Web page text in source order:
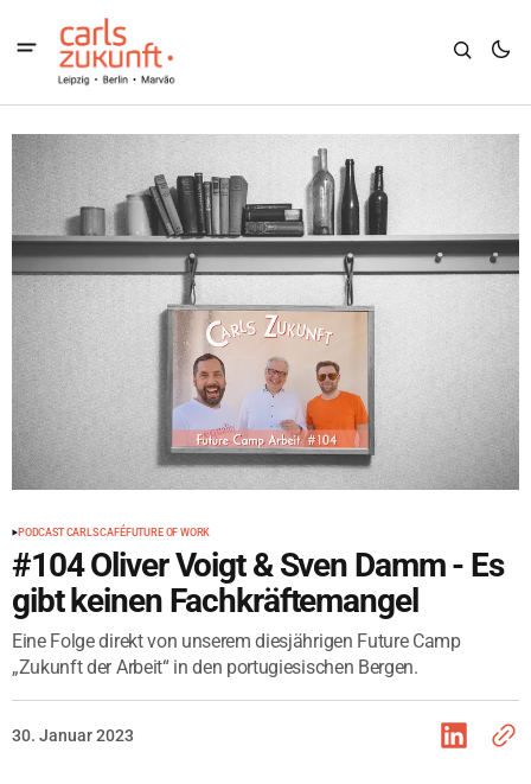
PODCAST CARLS CAFÉFUTURE OF WORK
#104 Oliver Voigt & Sven Damm - Es
gibt keinen Fachkräftemangel
Eine Folge direkt von unserem diesjährigen Future Camp
„Zukunft der Arbeit“ in den portugiesischen Bergen.
30. Januar 2023